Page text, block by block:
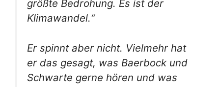
größte Bedrohung. Es ist der
Klimawandel.“
Er spinnt aber nicht. Vielmehr hat
er das gesagt, was Baerbock und
Schwarte gerne hören und was